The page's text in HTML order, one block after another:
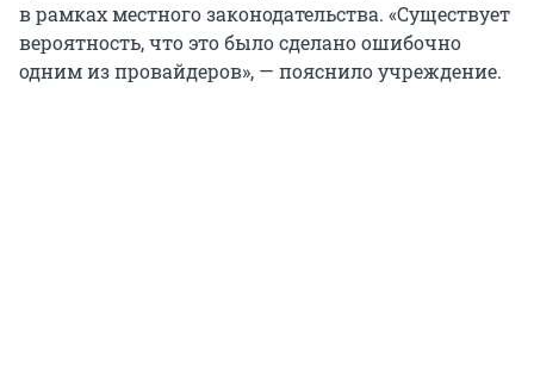
в рамках местного законодательства. «Существует
вероятность, что это было сделано ошибочно
одним из провайдеров», — пояснило учреждение.